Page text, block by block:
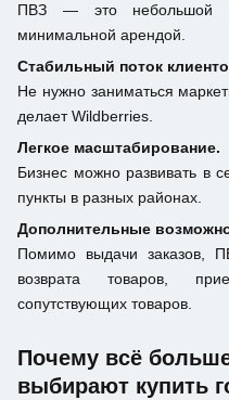
ПВЗ — это небольшой
минимальной арендой.
Стабильный поток
Не нужно заниматься
делает Wildberries.
Легкое масштабирование.
Бизнес можно развивать в
пункты в разных районах.
Дополнительные
Помимо выдачи заказов,
возврата товаров,
сопутствующих товаров.
Почему всё
выбирают купить